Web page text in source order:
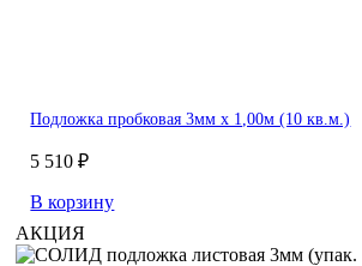
Подложка пробковая 3мм х 1,00м (10 кв.м.)
5 510 ₽
В корзину
АКЦИЯ